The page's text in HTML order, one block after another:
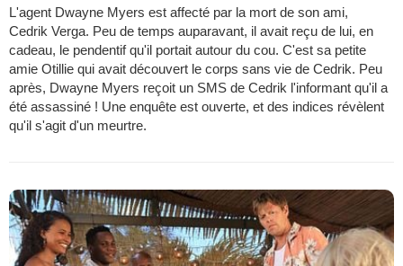
L'agent Dwayne Myers est affecté par la mort de son ami,
Cedrik Verga. Peu de temps auparavant, il avait reçu de lui, en
cadeau, le pendentif qu'il portait autour du cou. C'est sa petite
amie Otillie qui avait découvert le corps sans vie de Cedrik. Peu
après, Dwayne Myers reçoit un SMS de Cedrik l'informant qu'il a
été assassiné ! Une enquête est ouverte, et des indices révèlent
qu'il s'agit d'un meurtre.